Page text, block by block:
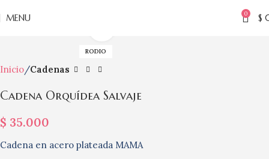
MENU 0 $
RODIO
Inicio Cadenas
Cadena Orquídea Salvaje
$ 35.000
Cadena en acero plateada MAMA